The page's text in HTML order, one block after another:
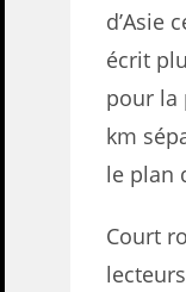
d’Asie
écrit
pour la
km
le plan
Court